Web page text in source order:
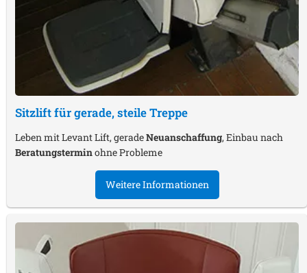
Sitzlift für gerade, steile Treppe
Leben mit Levant Lift, geradeNeuanschaffung, Einbau nach
Beratungsterminohne Probleme
Weitere Informationen